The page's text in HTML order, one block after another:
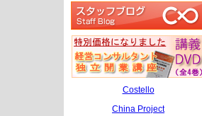
Costello
China Project